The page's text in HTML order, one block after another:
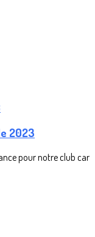
2023
pour notre club car